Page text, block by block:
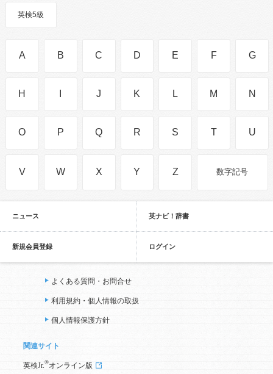
英検5級
A B C D E F G
H J K L M N
O P Q R S T U
V W X Y Z 数字記号
ニュース 英ナビ！辞書
新規会員登録 ログイン
よくある質問・お問合せ
利用規約・個人情報の取扱
個人情報保護方針
関連サイト
英検Jr. ®オンライン版